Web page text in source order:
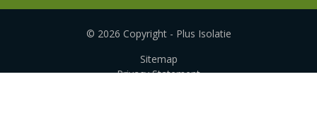
© 2026 Copyright - Plus Isolatie
Sitemap
Privacy Statement